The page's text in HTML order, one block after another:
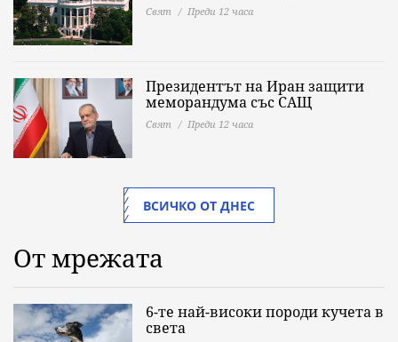
Свят Преди 12 часа
Президентът на Иран защити
меморандума със САЩ
Свят Преди 12 часа
ВСИЧКО ОТ ДНЕС
От мрежата
6-те най-високи породи кучета в
света